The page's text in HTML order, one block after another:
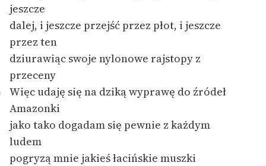
jeszcze
dalej, i jeszcze przejść przez płot, i jeszcze
przez ten
dziurawiąc swoje nylonowe rajstopy z
przeceny
Więc udaję się na dziką wyprawę do źródeł
Amazonki
jako tako dogadam się pewnie z każdym
ludem
pogryzą mnie jakieś łacińskie muszki